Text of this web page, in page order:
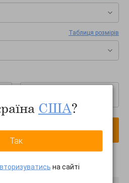
Таблиця розмірів
кошик
США?
Так
на сайті